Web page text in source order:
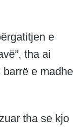
e
tha ai
e madhe
tha se kjo